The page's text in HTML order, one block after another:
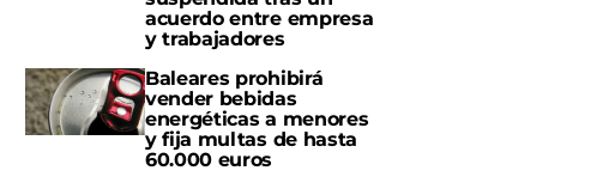
acuerdo entre empresa
y trabajadores
Baleares prohibirá
vender bebidas
energéticas a menores
y fija multas de hasta
60.000 euros